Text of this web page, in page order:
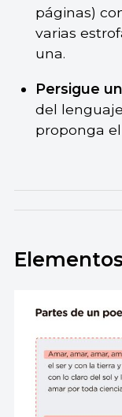
páginas)
varias
una.
Persigue
del
proponga